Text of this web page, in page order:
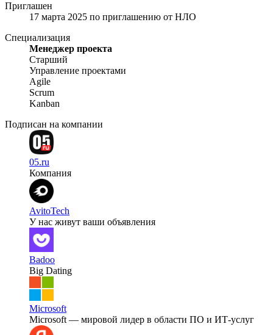
Приглашен
17 марта 2025 по приглашению от НЛО
Специализация
Менеджер проекта
Старший
Управление проектами
Agile
Scrum
Kanban
Подписан на компании
05.ru
Компания
AvitoTech
У нас живут ваши объявления
Badoo
Big Dating
Microsoft
Microsoft — мировой лидер в области ПО и ИТ-услуг